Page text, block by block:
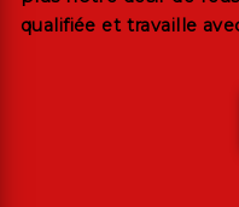
qualifiée et travaille